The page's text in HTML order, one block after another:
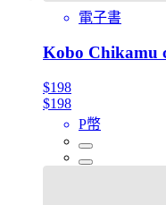
電子書
Kobo Chikamu
$198
$198
P幣